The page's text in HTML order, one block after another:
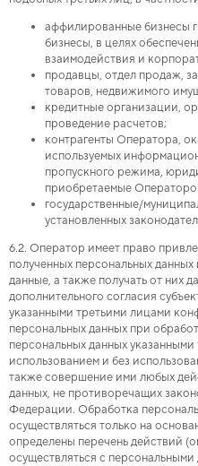
аффилированные бизнесы
бизнесы, в целях
взаимодействия и
продавцы, отдел продаж,
товаров, недвижимого
кредитные организации,
проведение расчетов;
контрагенты Оператора,
используемых
пропускного режима,
приобретаемые
государственные/
установленных
6.2. Оператор имеет право
полученных персональных
данные, а также получать от них
дополнительного согласия
указанными третьими лицами
персональных данных при
персональных данных
использованием и без
также совершение ими любых
данных, не противоречащих
Федерации. Обработка
осуществляться только на
определены перечень действий
осуществляться с